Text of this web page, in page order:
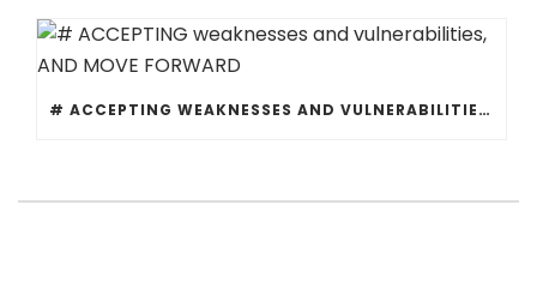
# ACCEPTING WEAKNESSES AND VULNERABILITIES, AND MOVE FORWARD